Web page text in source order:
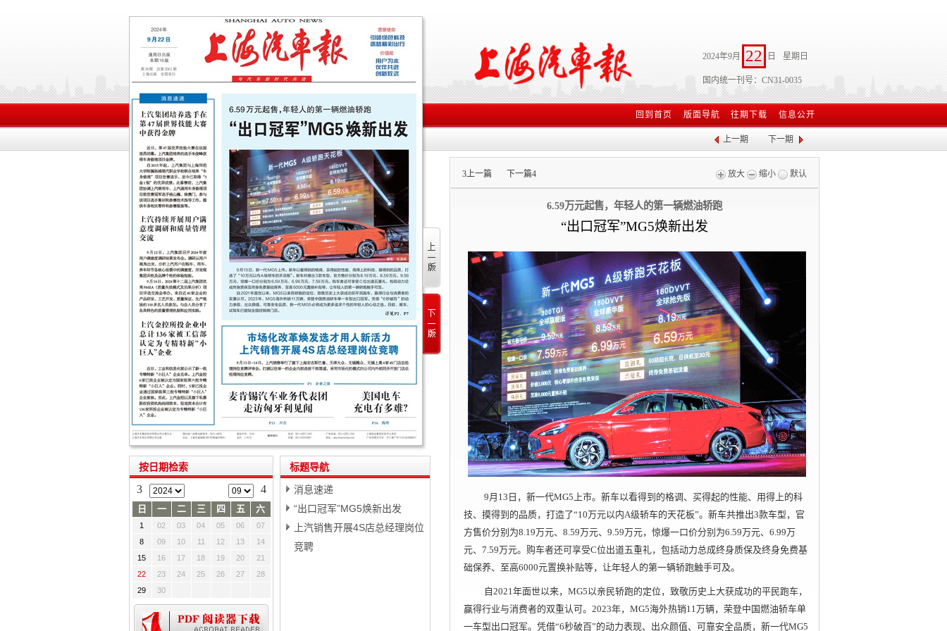
2024年9月 22 日 星期日
国内统一刊号：CN31-0035
回到首页 版面导航 往期下载 信息公开
上一期 下一期
标题导航
消息速递
“出口冠军”MG5焕新出发
上汽销售开展4S店总经理岗位
竞聘
按日期检索
3 4
日 一 二 三 四 五 六
1 02 03 04 05 06
07
8
09 10 11 12 13
14
15
16 17 18 19 20
21
22
23 24 25 26 27
28
29
30
3上一篇 下一篇4 放大 缩小 默认
6.59万元起售，年轻人的第一辆燃油轿跑
“出口冠军”MG5焕新出发
9月13日，新一代MG5上市。新车以看得到的格调、买得起的性能、用得上的科
技、摸得到的品质，打造了“10万元以内A级轿车的天花板”。新车共推出3款车型，官
方售价分别为8.19万元、8.59万元、9.59万元，惊爆一口价分别为6.59万元、6.99万
元、7.59万元。购车者还可享受C位出道五重礼，包括动力总成终身质保及终身免费基
础保养、至高6000元置换补贴等，让年轻人的第一辆轿跑触手可及。
自2021年面世以来，MG5以亲民轿跑的定位，致敬历史上大获成功的平民跑车，
赢得行业与消费者的双重认可。2023年，MG5海外热销11万辆，荣登中国燃油轿车单
一车型出口冠军。凭借“6秒破百”的动力表现、出众颜值、可靠安全品质，新一代MG5